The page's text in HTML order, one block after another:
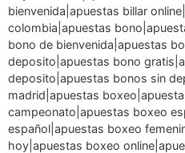
bienvenida|apuestas billar
colombia|apuestas
bono de bienvenida|apuestas
deposito|apuestas bono
deposito|apuestas bonos sin
madrid|apuestas
campeonato|apuestas boxeo
español|apuestas boxeo
hoy|apuestas boxeo